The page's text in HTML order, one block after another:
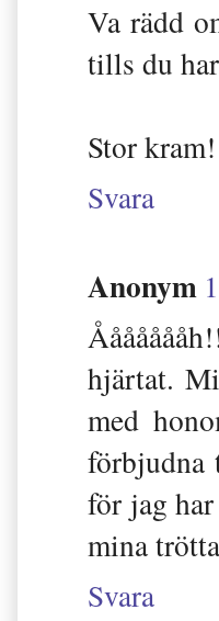
Va rädd
tills du
Stor kram!
Svara
Anonym
hjärtat.
med
förbjudna
för jag
mina
Svara